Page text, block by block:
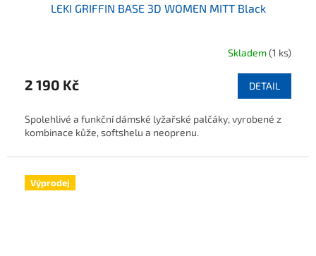
LEKI GRIFFIN BASE 3D WOMEN MITT Black
Skladem(1 ks)
2 190 Kč DETAIL
Spolehlivé a funkční dámské lyžařské palčáky, vyrobené z
kombinace kůže, softshelu a neoprenu.
Výprodej